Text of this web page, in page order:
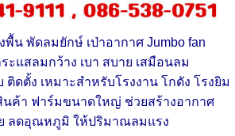
พื้นพัดลมยักษ์ เป่าอากาศ Jumbo fan
แสลมกว้าง เบา สบาย เสมือนลม
ดตั้ง เหมาะสำหรับโรงงาน โกดัง โรงยิม
ค้า ฟาร์มขนาดใหญ่ ช่วยสร้างอากาศ
ลดอุณหภูมิ ให้ปริมาณลมแรง